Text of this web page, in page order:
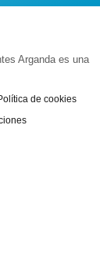
Arganda es una
de cookies